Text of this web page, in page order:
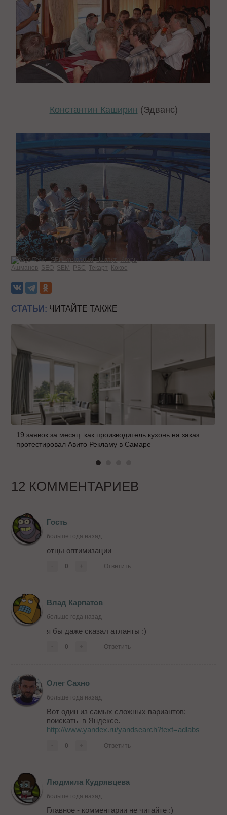
Константин Каширин (Эдванс)
Теги: SEO-компании Чилаут
Игорь
Ашманов SEO SEM РБС Текарт Кокос
СТАТЬИ: ЧИТАЙТЕ ТАКЖЕ
19 заявок за месяц: как производитель кухонь на заказ
протестировал Авито Рекламу в Самаре
12 КОММЕНТАРИЕВ
Гость
больше года назад
отцы оптимизации
0 Ответить
Влад Карпатов
больше года назад
я бы даже сказал атланты :)
0 Ответить
Олег Сахно
больше года назад
Вот один из самых сложных вариантов:
поискать в Яндексе.
http://www.yandex.ru/yandsearch?text=adlabs
0 Ответить
Людмила Кудрявцева
больше года назад
Главное - комментарии не читайте :)